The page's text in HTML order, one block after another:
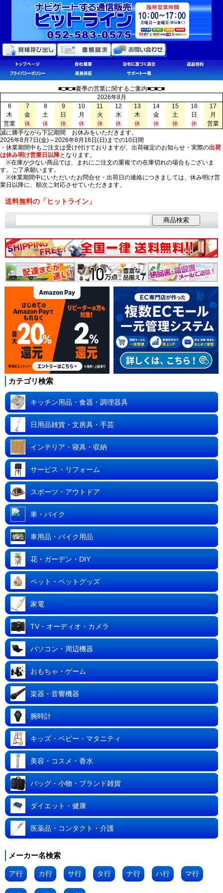
■□■□■夏季の営業に関するご案内■□■□■
2026年8月
6
7 8 9 10 11 12 13 14 15 16
17
木
金 土 日 月 火 水 木 金 土 日
月
営業
休 休 休 休 休 休 休 休 休 休
営業
誠に勝手ながら下記期間 お休みをいただきます。
2026年8月7日(金)～2026年8月16日(日)までの10日間
・休業期間中もご注文は受け付けておりますが、出荷確定のお知らせ・実際の出荷
は休み明け営業日以降となります。
※在庫が少ない商品では、まれにご注文の重複での在庫切れの場合もございま
す。ご了承願います。
※休業期間中にいただいたお問合せ・出荷日の連絡につきましては、休み明け営
業日以降に、順次ご対応させていただきます。
送料無料の「ヒットライン」
カテゴリ検索
キッチン用品・食器・調理器具
日用品雑貨・文房具・手芸
インテリア・寝具・収納
サービス・リフォーム
スポーツ・アウトドア
車・バイク
車用品・バイク用品
花・ガーデン・DIY
ペット・ペットグッズ
家電
TV・オーディオ・カメラ
パソコン・周辺機器
おもちゃ・ゲーム
楽器・音響機器
腕時計
キッズ・ベビー・マタニティ
美容・コスメ・香水
バッグ・小物・ブランド雑貨
ダイエット・健康
医薬品・コンタクト・介護
メーカー名検索
ア行 カ行 サ行 タ行 ナ行 ハ行 マ行